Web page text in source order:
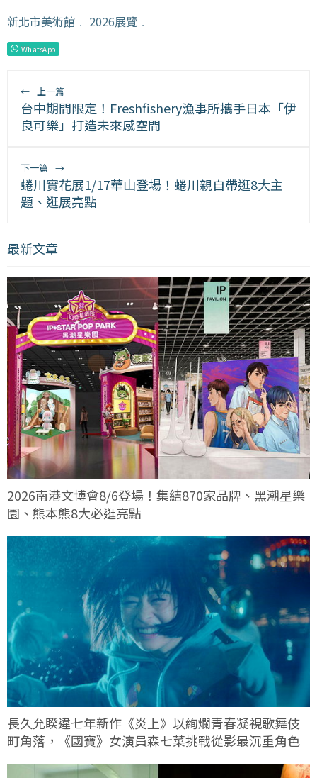
新北市美術館 ﹒ 2026展覽 ﹒
WhatsApp
← 上一篇
台中期間限定！Freshfishery漁事所攜手日本「伊
良可樂」打造未來感空間
下一篇 →
蜷川實花展1/17華山登場！蜷川親自帶逛8大主
題、逛展亮點
最新文章
2026南港文博會8/6登場！集結870家品牌、黑潮星樂
園、熊本熊8大必逛亮點
長久允睽違七年新作《炎上》以絢爛青春凝視歌舞伎
町角落，《國寶》女演員森七菜挑戰從影最沉重角色